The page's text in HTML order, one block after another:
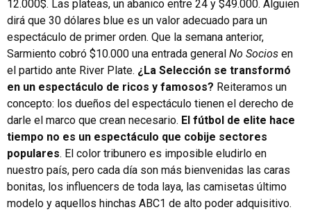
12.000$. Las plateas, un abanico entre 24 y $49.000. Alguien
dirá que 30 dólares blue es un valor adecuado para un
espectáculo de primer orden. Que la semana anterior,
Sarmiento cobró $10.000 una entrada general No Socios en
el partido ante River Plate. ¿La Selección se transformó
en un espectáculo de ricos y famosos? Reiteramos un
concepto: los dueños del espectáculo tienen el derecho de
darle el marco que crean necesario. El fútbol de elite hace
tiempo no es un espectáculo que cobije sectores
populares. El color tribunero es imposible eludirlo en
nuestro país, pero cada día son más bienvenidas las caras
bonitas, los influencers de toda laya, las camisetas último
modelo y aquellos hinchas ABC1 de alto poder adquisitivo.